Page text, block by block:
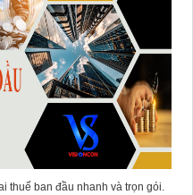
thuế ban đầu nhanh và trọn gói.